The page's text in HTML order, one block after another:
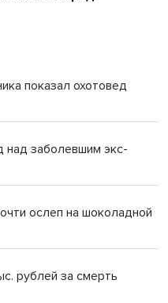
показал охотовед
над заболевшим экс-
ослеп на шоколадной
рублей за смерть